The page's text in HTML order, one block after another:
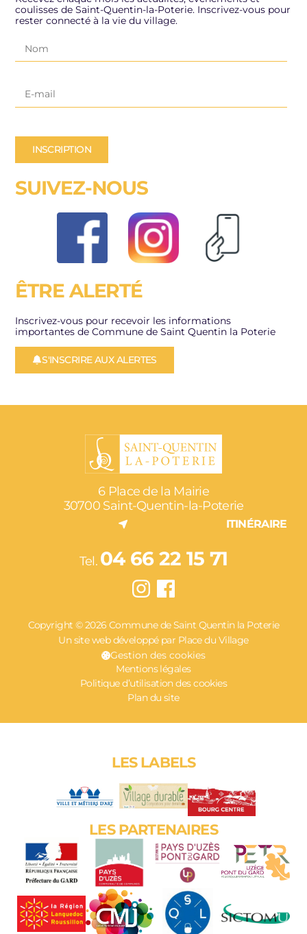
coulisses de Saint-Quentin-la-Poterie. Inscrivez-vous pour
rester connecté à la vie du village.
INSCRIPTION
SUIVEZ-NOUS
ÊTRE ALERTÉ
Inscrivez-vous pour recevoir les informations
importantes de Commune de Saint Quentin la Poterie
S'INSCRIRE AUX ALERTES
6 Place de la Mairie
30700 Saint-Quentin-la-Poterie
ITINÉRAIRE
Tel. 04 66 22 15 71
Copyright © 2026 Commune de Saint Quentin la Poterie
Un site web développé par Place du Village
Gestion des cookies
Mentions légales
Politique d’utilisation des cookies
Plan du site
LES LABELS
LES PARTENAIRES